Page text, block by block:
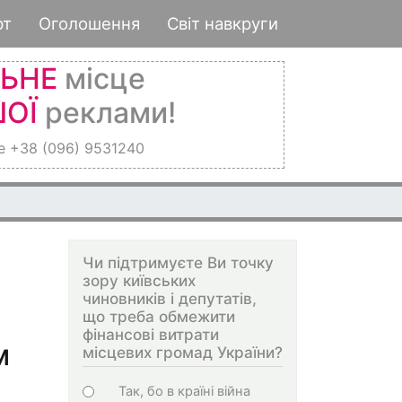
Оголошення Світ навкруги
місце
реклами!
+38 (096) 9531240
Чи підтримуєте Ви точку
зору київських
чиновників і депутатів,
що треба обмежити
фінансові витрати
місцевих громад України?
Choices
Так, бо в країні війна